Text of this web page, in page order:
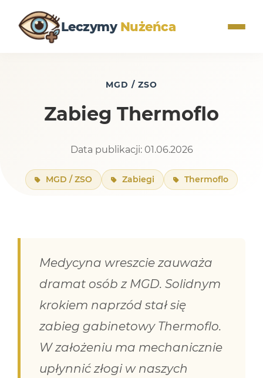
Leczymy Nużeńca
MGD / ZSO
Zabieg Thermoflo
Data publikacji: 01.06.2026
MGD / ZSO Zabiegi Thermoflo
Medycyna wreszcie zauważa
dramat osób z MGD. Solidnym
krokiem naprzód stał się
zabieg gabinetowy Thermoflo.
W założeniu ma mechanicznie
upłynnić złogi w naszych